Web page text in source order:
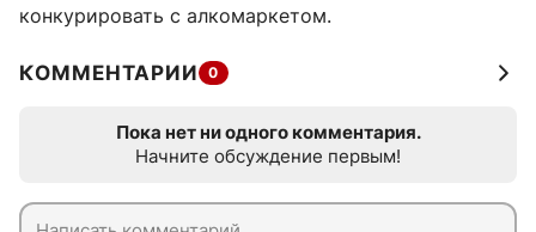
конкурировать с алкомаркетом.
КОММЕНТАРИИ 0
Пока нет ни одного комментария.
Начните обсуждение первым!